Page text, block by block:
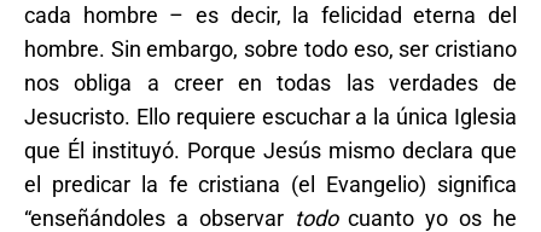
cada hombre – es decir, la felicidad eterna del
hombre. Sin embargo, sobre todo eso, ser cristiano
nos obliga a creer en todas las verdades de
Jesucristo. Ello requiere escuchar a la única Iglesia
que Él instituyó. Porque Jesús mismo declara que
el predicar la fe cristiana (el Evangelio) significa
“enseñándoles a observar todocuanto yo os he